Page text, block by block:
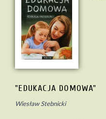
"EDUKACJA DOMOWA"
Wiesław Stebnicki